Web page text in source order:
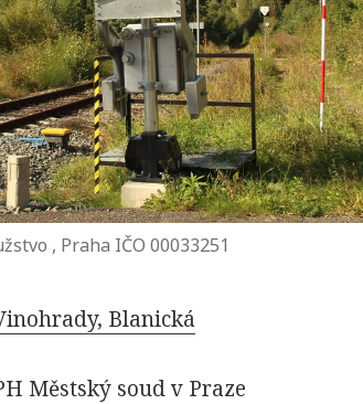
, Praha IČO 00033251
Blanická
Městský soud v Praze